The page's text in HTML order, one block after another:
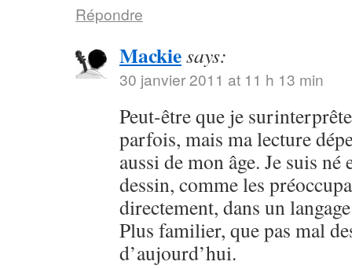
Répondre
Mackiesays:
30 janvier 2011 at 11 h 13 min
Peut-être que je
parfois, mais ma lecture
aussi de mon âge. Je suis
dessin, comme les
directement, dans un
Plus familier, que pas mal
d’aujourd’hui.